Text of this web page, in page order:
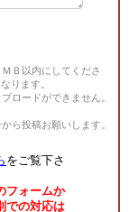
Ｂ以内にしてくださ
ります。
ロードができません。
ら投稿お願いします。
をご覧下さ
フォームか
での対応は